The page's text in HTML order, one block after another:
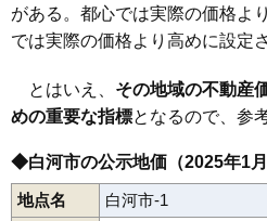
82 大 4.2万円
83 久田野 3.4万円
84 道東 3.4万円
85 大信田園町府 3.3万円
87 瀬戸原 3.3万円
88 本沼
がある。都心では実際の価格よ
では実際の価格より高めに設定
とはいえ、 その地域の不動産
めの重要な指標となるので、参
◆白河市の公示地価（2025年1月
地点名 白河市-1
束前町大大工町大信下小屋大信
大信中新城大信町屋高山高山西
手代町寺小路 天神町道場小路豊地
番士小路
東大沼東蕪内東釜子東
豊年松並真舟みさか 南登り町
文珠山弥次郎窪 結城横町 四ツ谷
白坂駅白河駅 久田野駅